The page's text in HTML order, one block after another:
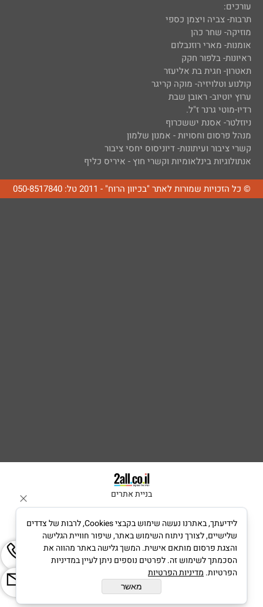
עורכים:
תרבות- צביה ויצמן כספי
מוזיקה- שחר כהן
אומנות- מארי רוזנבלום
ראיונות- בלפור חקק
תאטרון- חגית בת אליעזר
קולנוע וטלויזיה- מוקה קריגר
ערוץ יוטיוב- ראובן שבת
רדיו-מוטי גרנר ז"ל.
ניוזלטר- אסנת יששכרוף
מנהל פרסום וחסויות - אמנון שלמון
קשרי ציבור ועיתונות- דיוניסוס יחסי ציבור
אנתולוגיות בינלאומיות וקשרי חוץ - איריס כליף
© כל הזכויות שמורות לאתר "בכיוון הרוח" - 2011 טל: 050-8517840
בניית אתרים
לידיעתך, באתרנו נעשה שימוש בקבצי Cookies, לרבות של צדדים
שלישיים, לצורך ניתוח השימוש באתר, שיפור חוויית הגלישה
והצגת פרסום מותאם אישית. המשך גלישה באתר מהווה את
הסכמתך לשימוש זה. לפרטים נוספים ניתן לעיין במדיניות
הפרטיות. מדיניות הפרטיות
מאשר